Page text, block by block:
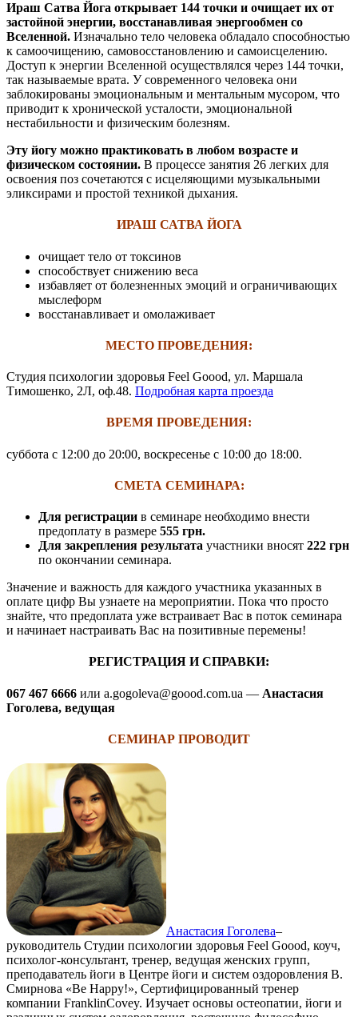
Ираш Сатва Йога открывает 144 точки и очищает их от
застойной энергии, восстанавливая энергообмен со
Вселенной. Изначально тело человека обладало способностью
к самоочищению, самовосстановлению и самоисцелению.
Доступ к энергии Вселенной осуществлялся через 144 точки,
так называемые врата. У современного человека они
заблокированы эмоциональным и ментальным мусором, что
приводит к хронической усталости, эмоциональной
нестабильности и физическим болезням.
Эту йогу можно практиковать в любом возрасте и
физическом состоянии. В процессе занятия 26 легких для
освоения поз сочетаются с исцеляющими музыкальными
эликсирами и простой техникой дыхания.
ИРАШ САТВА ЙОГА
очищает тело от токсинов
способствует снижению веса
избавляет от болезненных эмоций и ограничивающих
мыслеформ
восстанавливает и омолаживает
МЕСТО ПРОВЕДЕНИЯ:
Студия психологии здоровья Feel Goood, ул. Маршала
Тимошенко, 2Л, оф.48. Подробная карта проезда
ВРЕМЯ ПРОВЕДЕНИЯ:
суббота с 12:00 до 20:00, воскресенье с 10:00 до 18:00.
СМЕТА СЕМИНАРА:
Для регистрации в семинаре необходимо внести
предоплату в размере 555 грн.
Для закрепления результата участники вносят 222 грн
по окончании семинара.
Значение и важность для каждого участника указанных в
оплате цифр Вы узнаете на мероприятии. Пока что просто
знайте, что предоплата уже встраивает Вас в поток семинара
и начинает настраивать Вас на позитивные перемены!
РЕГИСТРАЦИЯ И СПРАВКИ:
067 467 6666 или a.gogoleva@goood.com.ua — Анастасия
Гоголева, ведущая
СЕМИНАР ПРОВОДИТ
Анастасия Гоголева–
руководитель Студии психологии здоровья Feel Goood, коуч,
психолог-консультант, тренер, ведущая женских групп,
преподаватель йоги в Центре йоги и систем оздоровления В.
Смирнова «Be Happy!», Сертифицированный тренер
компании FranklinCovey. Изучает основы остеопатии, йоги и